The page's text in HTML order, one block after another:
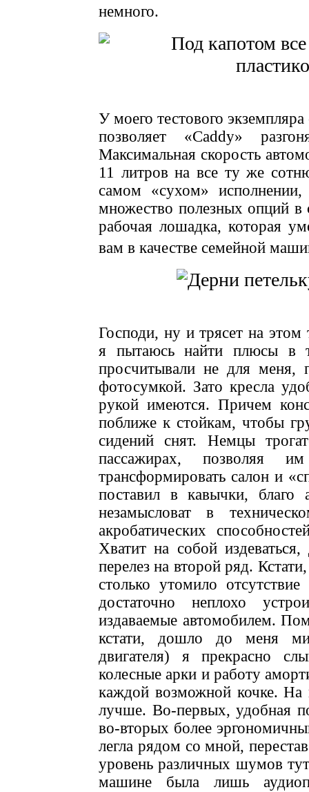
немного.
У моего тестового
позволяет «Caddy»
Максимальная скорость
11 литров на все ту же
самом «сухом»
множество полезных опций
рабочая лошадка, которая
вам в качестве семейной
Господи, ну и трясет на
я пытаюсь найти плюсы в
просчитывали не для меня,
фотосумкой. Зато кресла
рукой имеются. Причем
поближе к стойкам, чтобы
сидений снят. Немцы
пассажирах,
трансформировать салон и
поставил в кавычки, благо
незамысловат в
акробатических
Хватит на собой
перелез на второй ряд.
столько утомило
достаточно неплохо
издаваемые автомобилем.
кстати, дошло до меня
двигателя) я прекрасно
колесные арки и работу
каждой возможной кочке. На
лучше. Во-первых, удобная
во-вторых более
легла рядом со мной,
уровень различных шумов
машине была лишь